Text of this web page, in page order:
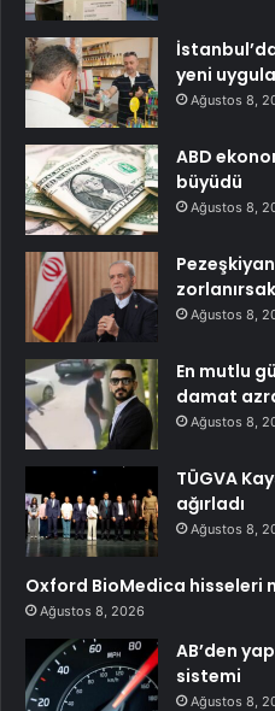
yeni
Ağustos 8,
ABD
büyüdü
Ağustos 8,
Ağustos 8,
En mutlu
damat
Ağustos 8,
TÜGVA
ağırladı
Ağustos 8,
Oxford BioMedica hisseleri
Ağustos 8, 2026
AB’den
sistemi
Ağustos 8,